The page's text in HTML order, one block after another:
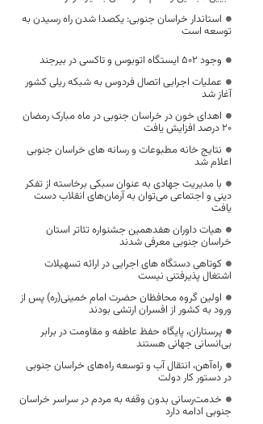
استاندار خراسان جنوبی: یکصدا شدن راه رسیدن به
توسعه است
وجود ۵۰۲ ایستگاه اتوبوس و تاکسی در بیرجند
عملیات اجرایی اتصال فردوس به شبکه ریلی کشور
آغاز شد
اهدای خون در خراسان جنوبی در ماه مبارک رمضان
۲۰ درصد افزایش یافت
نتایج خانه مطبوعات و رسانه های خراسان جنوبی
اعلام شد
با مدیریت جهادی به عنوان سبکی برخاسته از تفکر
دینی و اجتماعی می‌توان به آرمان‌های انقلاب دست
یافت
هیات داوران هفدهمین جشنواره تئاتر استان
خراسان جنوبی معرفی شدند
کوتاهی دستگاه های اجرایی در ارائه تسهیلات
اشتغال پذیرفتنی نیست
اولین گروه محافظان حضرت امام خمینی(ره) پس از
ورود به کشور از افسران ارتشی بودند
پرستاران، پایگاه حفظ عاطفه و مقاومت در برابر
بی‌انسانی جهانی هستند
راه‌آهن، انتقال آب و توسعه راه‌های خراسان جنوبی
در دستور کار دولت
خدمت‌رسانی بدون وقفه به مردم در سراسر خراسان
جنوبی ادامه دارد